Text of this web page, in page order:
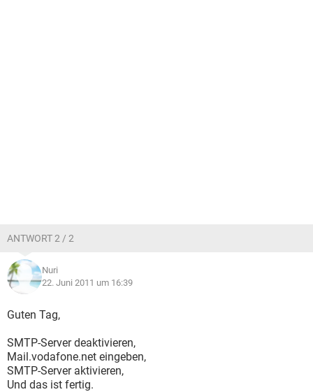
ANTWORT 2 / 2
Nuri
22. Juni 2011 um 16:39
Guten Tag,
SMTP-Server deaktivieren,
Mail.vodafone.net eingeben,
SMTP-Server aktivieren,
Und das ist fertig.